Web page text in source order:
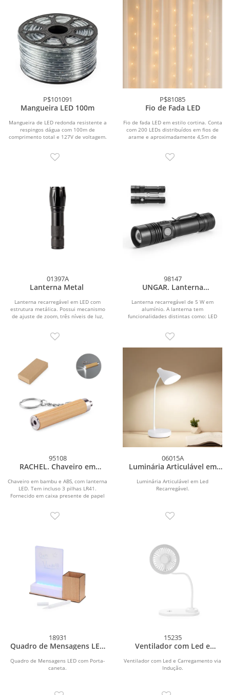
P$101091
Mangueira LED 100m
Mangueira de LED redonda resistente a
respingos dágua com 100m de
comprimento total e 127V de voltagem.
P$81085
Fio de Fada LED
Fio de fada LED em estilo cortina. Conta
com 200 LEDs distribuídos em fios de
arame e aproximadamente 4,5m de
01397A
Lanterna Metal
Lanterna recarregável em LED com
estrutura metálica. Possui mecanismo
de ajuste de zoom, três níveis de luz,
98147
UNGAR. Lanterna
W)
Lanterna recarregável de 5 W em
alumínio. A lanterna tem
funcionalidades distintas como: LED
95108
RACHEL. Chaveiro em
LED
Chaveiro em bambu e ABS, com lanterna
LED. Tem incluso 3 pilhas LR41.
Fornecido em caixa presente de papel
06015A
Luminária Articulável em
Luminária Articulável em Led
Recarregável.
18931
Quadro de Mensagens LED
Quadro de Mensagens LED com Porta-
caneta.
15235
Ventilador com Led e
Ventilador com Led e Carregamento via
Indução.